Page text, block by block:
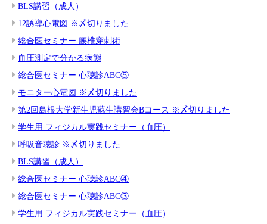
BLS講習（成人）
12誘導心電図 ※〆切りました
総合医セミナー 腰椎穿刺術
血圧測定で分かる病態
総合医セミナー 心聴診ABC⑤
モニター心電図 ※〆切りました
第2回島根大学新生児蘇生講習会Bコース ※〆切りました
学生用 フィジカル実践セミナー（血圧）
呼吸音聴診 ※〆切りました
BLS講習（成人）
総合医セミナー 心聴診ABC④
総合医セミナー 心聴診ABC③
学生用 フィジカル実践セミナー（血圧）